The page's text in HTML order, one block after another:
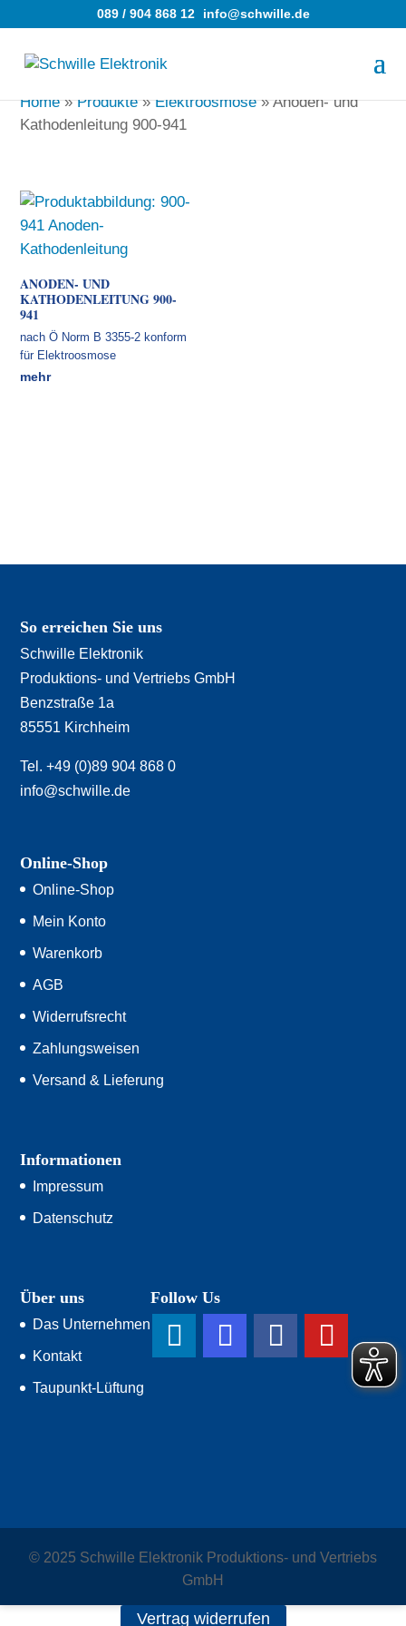
089 / 904 868 12 info@schwille.de
Home»Produkte»Elektroosmose»Anoden- und
Kathodenleitung 900-941
ANODEN- UND
KATHODENLEITUNG 900-
941
nach Ö Norm B 3355-2 konform
für Elektroosmose
mehr
So erreichen Sie uns
Schwille Elektronik
Produktions- und Vertriebs GmbH
Benzstraße 1a
85551 Kirchheim
Tel. +49 (0)89 904 868 0
info@schwille.de
Online-Shop
Online-Shop
Mein Konto
Warenkorb
AGB
Widerrufsrecht
Zahlungsweisen
Versand & Lieferung
Informationen
Impressum
Datenschutz
Über uns
Das Unternehmen
Kontakt
Taupunkt-Lüftung
Follow Us
© 2025 Schwille Elektronik Produktions- und Vertriebs
GmbH
Vertrag widerrufen